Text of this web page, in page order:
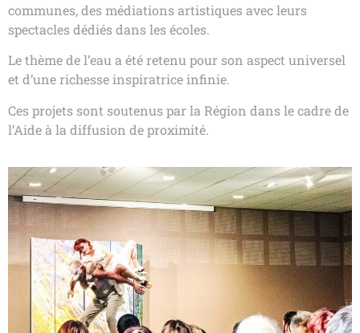
communes, des médiations artistiques avec leurs
spectacles dédiés dans les écoles.
Le thème de l’eau a été retenu pour son aspect universel
et d’une richesse inspiratrice infinie.
Ces projets sont soutenus par la Région dans le cadre de
l’Aide à la diffusion de proximité.